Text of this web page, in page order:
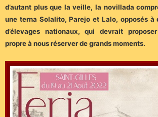
d’autant plus que la veille, la novillada
une terna Solalito, Parejo et Lalo, opposés à
d’élevages nationaux, qui devrait
propre à nous réserver de grands moments.